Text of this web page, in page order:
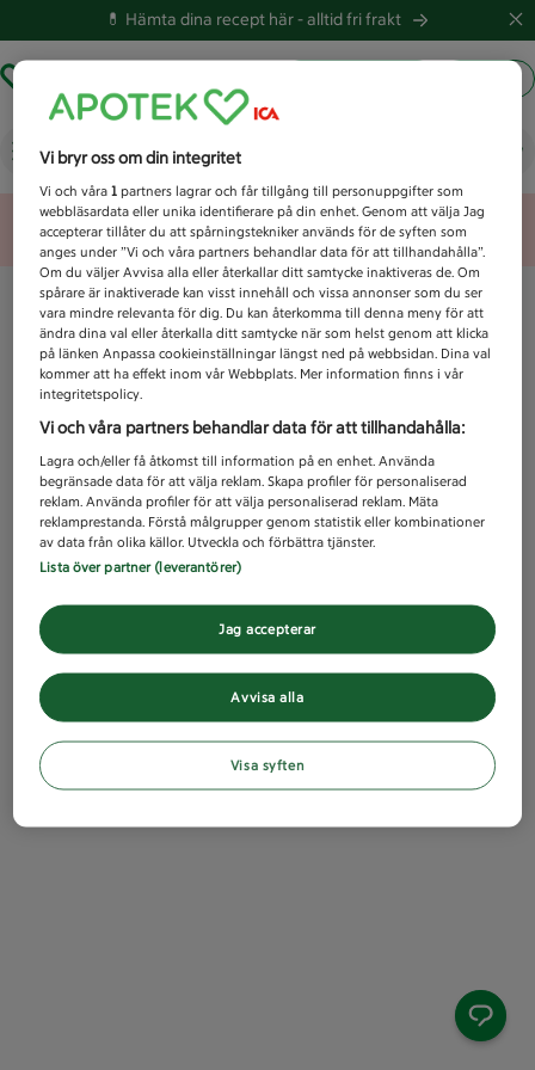
💊 Hämta dina recept här -alltid fri frakt
Vad letar du efter idag?
Unknown error
Vi bryr oss om din integritet
Vi och våra1 partners lagrar och får tillgång till personuppgifter som
webbläsardata eller unika identifierare på din enhet. Genom att välja Jag
accepterar tillåter du att spårningstekniker används för de syften som
anges under ”Vi och våra partners behandlar data för att tillhandahålla”.
Om du väljer Avvisa alla eller återkallar ditt samtycke inaktiveras de. Om
spårare är inaktiverade kan visst innehåll och vissa annonser som du ser
vara mindre relevanta för dig. Du kan återkomma till denna meny för att
ändra dina val eller återkalla ditt samtycke när som helst genom att klicka
på länken Anpassa cookieinställningar längst ned på webbsidan. Dina val
kommer att ha effekt inom vår Webbplats. Mer information finns i vår
integritetspolicy.
Vi och våra partners behandlar data för att tillhandahålla:
Lagra och/eller få åtkomst till information på en enhet. Använda
begränsade data för att välja reklam. Skapa profiler för personaliserad
reklam. Använda profiler för att välja personaliserad reklam. Mäta
reklamprestanda. Förstå målgrupper genom statistik eller kombinationer
av data från olika källor. Utveckla och förbättra tjänster.
Lista över partner (leverantörer)
Avvisa alla
Jag accepterar
Visa syften